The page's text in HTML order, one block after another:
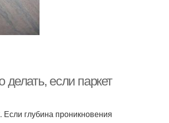
делать, если паркет
глубина проникновения